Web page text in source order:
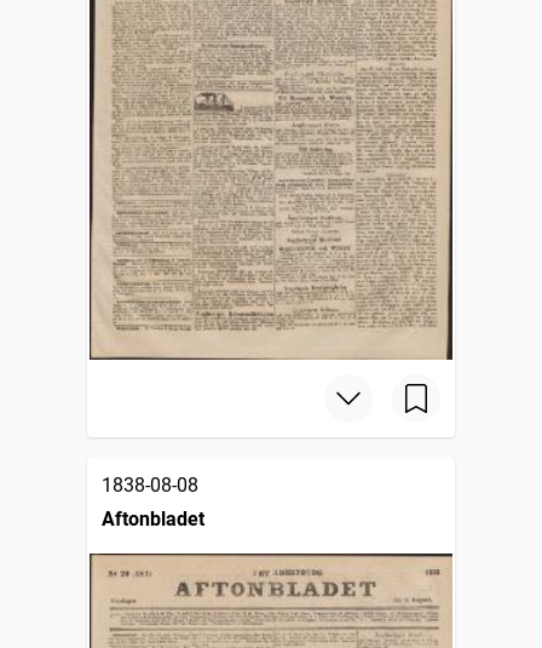
1838-08-08
Aftonbladet